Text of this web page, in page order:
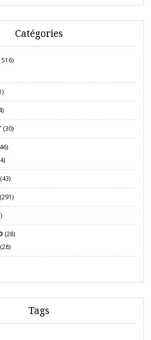
Catégories
516)
(30)
(43)
(28)
(28)
Tags